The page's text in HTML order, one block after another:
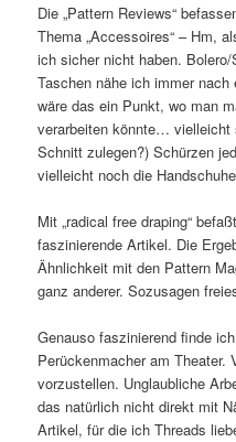
Die „Pattern Reviews“
Thema „Accessoires“ – Hm,
ich sicher nicht haben.
Taschen nähe ich immer
wäre das ein Punkt, wo man
verarbeiten könnte…
Schnitt zulegen?) Schürzen
vielleicht noch die
Mit „radical free draping“
faszinierende Artikel. Die
Ähnlichkeit mit den Pattern
ganz anderer. Sozusagen
Genauso faszinierend finde
Perückenmacher am
vorzustellen. Unglaubliche
das natürlich nicht direkt mit
Artikel, für die ich Threads